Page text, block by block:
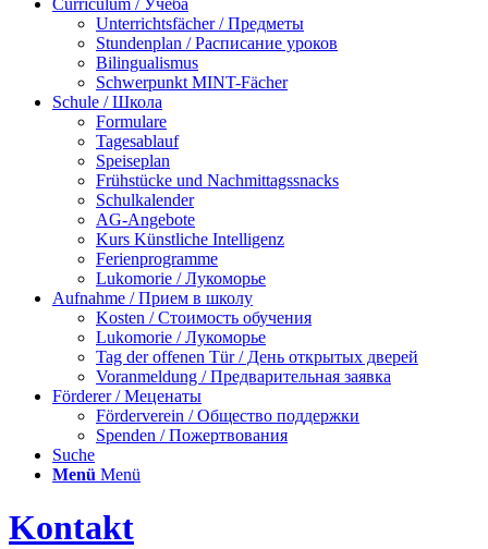
Curriculum / Учёба
Unterrichtsfächer / Предметы
Stundenplan / Расписание уроков
Bilingualismus
Schwerpunkt MINT-Fächer
Schule / Школа
Formulare
Tagesablauf
Speiseplan
Frühstücke und Nachmittagssnacks
Schulkalender
AG-Angebote
Kurs Künstliche Intelligenz
Ferienprogramme
Lukomorie / Лукоморье
Aufnahme / Прием в школу
Kosten / Стоимость обучения
Lukomorie / Лукоморье
Tag der offenen Tür / День открытых дверей
Voranmeldung / Предварительная заявка
Förderer / Меценаты
Förderverein / Общество поддержки
Spenden / Пожертвования
Suche
Menü Menü
Kontakt